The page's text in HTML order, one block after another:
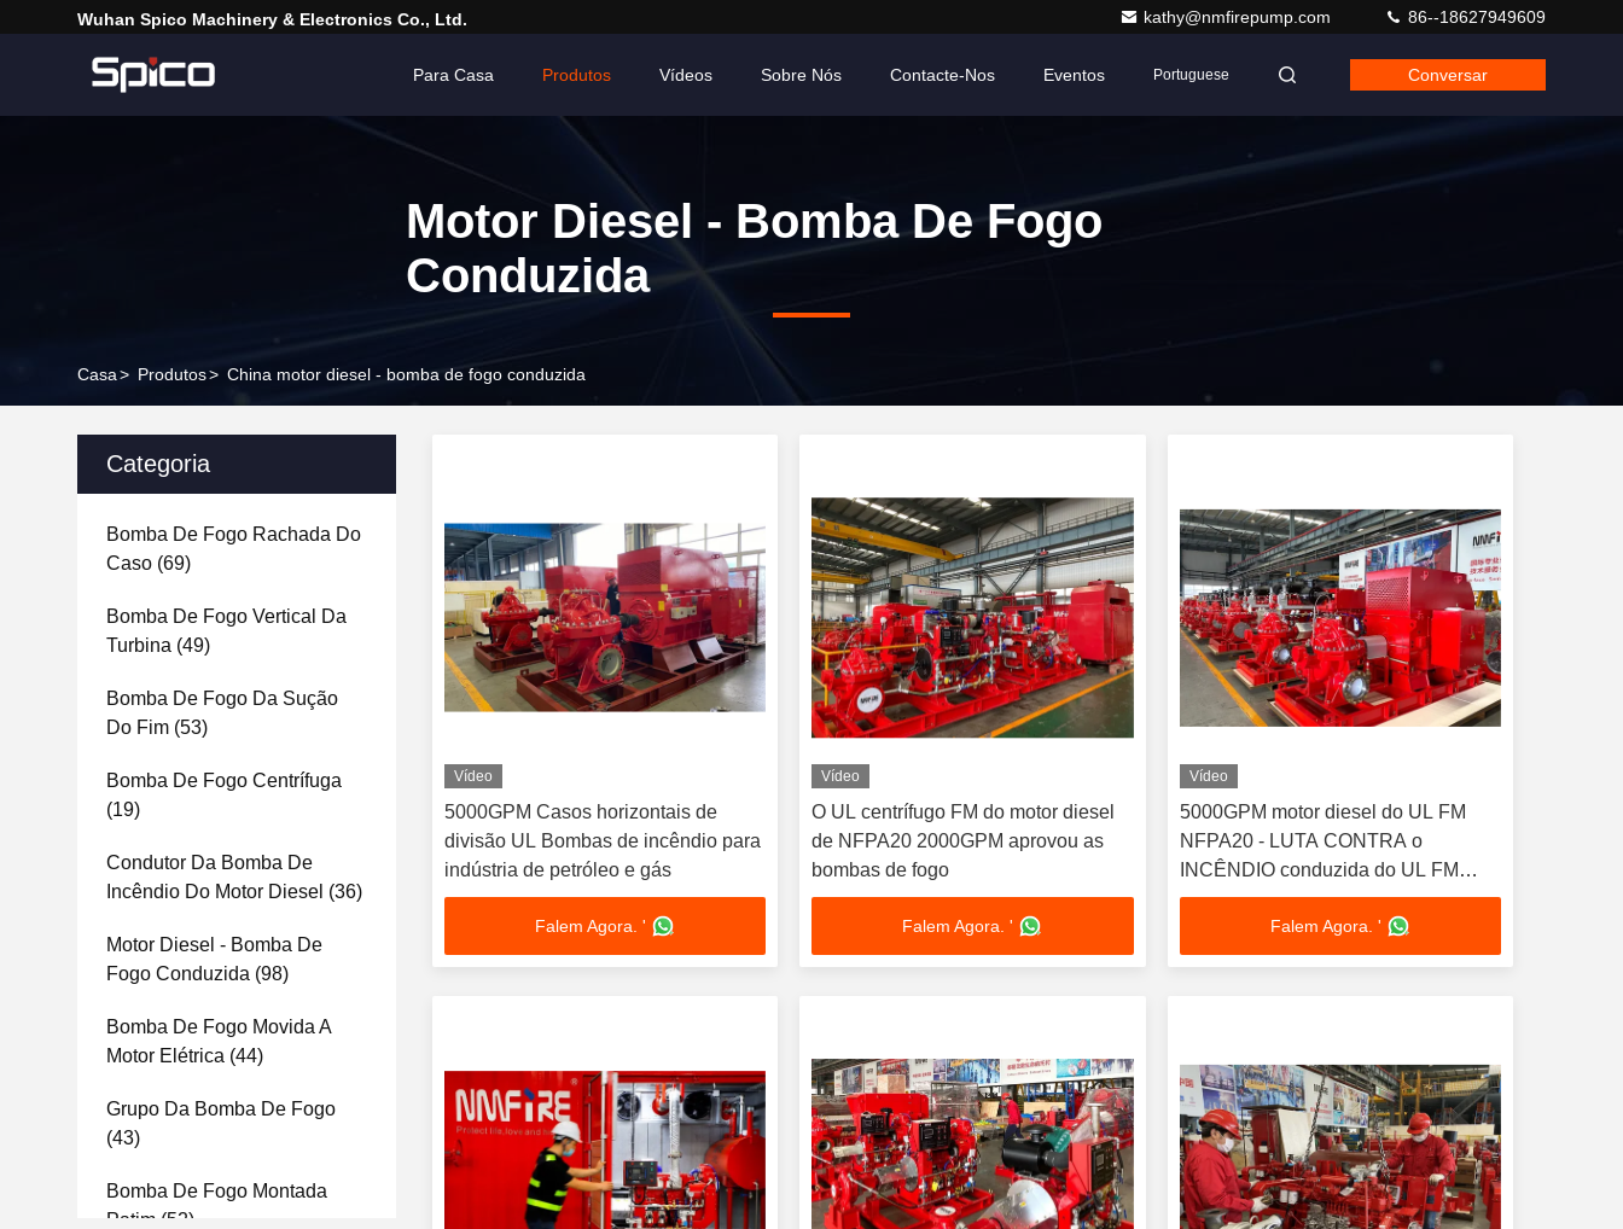
Wuhan Spico Machinery & Electronics Co., Ltd. kathy@nmfirepump.com 86--18627949609
Para Casa Produtos Vídeos Sobre Nós Contacte-Nos Eventos Portuguese Conversar
Motor Diesel - Bomba De Fogo
Conduzida
Casa> Produtos> China motor diesel - bomba de fogo conduzida
Categoria
Bomba De Fogo Rachada Do
Caso (69)
Bomba De Fogo Vertical Da
Turbina (49)
Bomba De Fogo Da Sução
Do Fim (53)
Bomba De Fogo Centrífuga
(19)
Condutor Da Bomba De
Incêndio Do Motor Diesel (36)
Motor Diesel - Bomba De
Fogo Conduzida (98)
Bomba De Fogo Movida A
Motor Elétrica (44)
Grupo Da Bomba De Fogo
(43)
Bomba De Fogo Montada
Patim (52)
Vídeo
5000GPM Casos horizontais de
divisão UL Bombas de incêndio para
indústria de petróleo e gás
Falem Agora. '
Vídeo
O UL centrífugo FM do motor diesel
de NFPA20 2000GPM aprovou as
bombas de fogo
Falem Agora. '
Vídeo
5000GPM motor diesel do UL FM
NFPA20 - LUTA CONTRA o
INCÊNDIO conduzida do UL FM
NFPA20 NMFIRE da bomba de fogo
Falem Agora. '